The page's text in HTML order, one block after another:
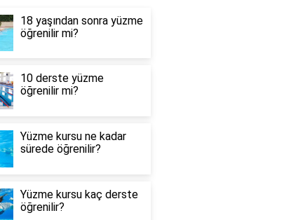
18 yaşından sonra yüzme
öğrenilir mi?
10 derste yüzme
öğrenilir mi?
Yüzme kursu ne kadar
sürede öğrenilir?
Yüzme kursu kaç derste
öğrenilir?